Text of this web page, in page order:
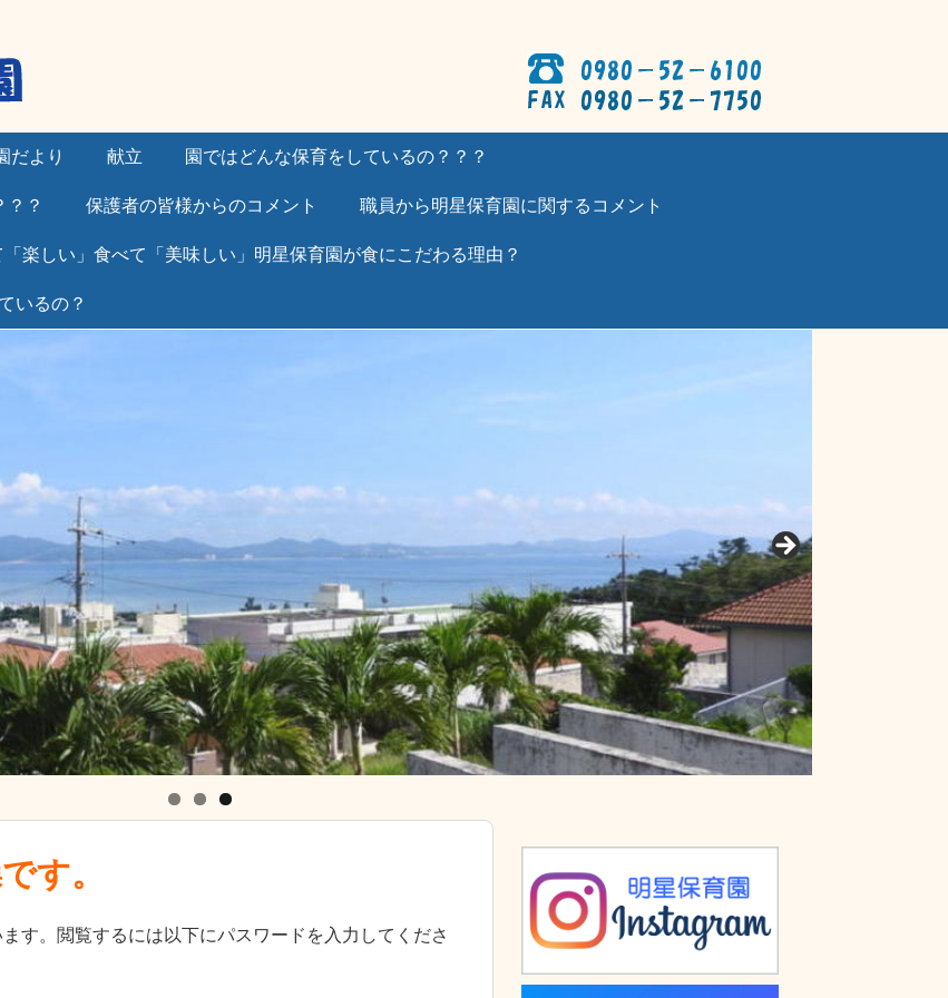
だより 献立 園ではどんな保育をしているの？？？
？？ 保護者の皆様からのコメント 職員から明星保育園に関するコメント
「楽しい」食べて「美味しい」明星保育園が食にこだわる理由？
いるの？
す。
す。閲覧するには以下にパスワードを入力してくださ